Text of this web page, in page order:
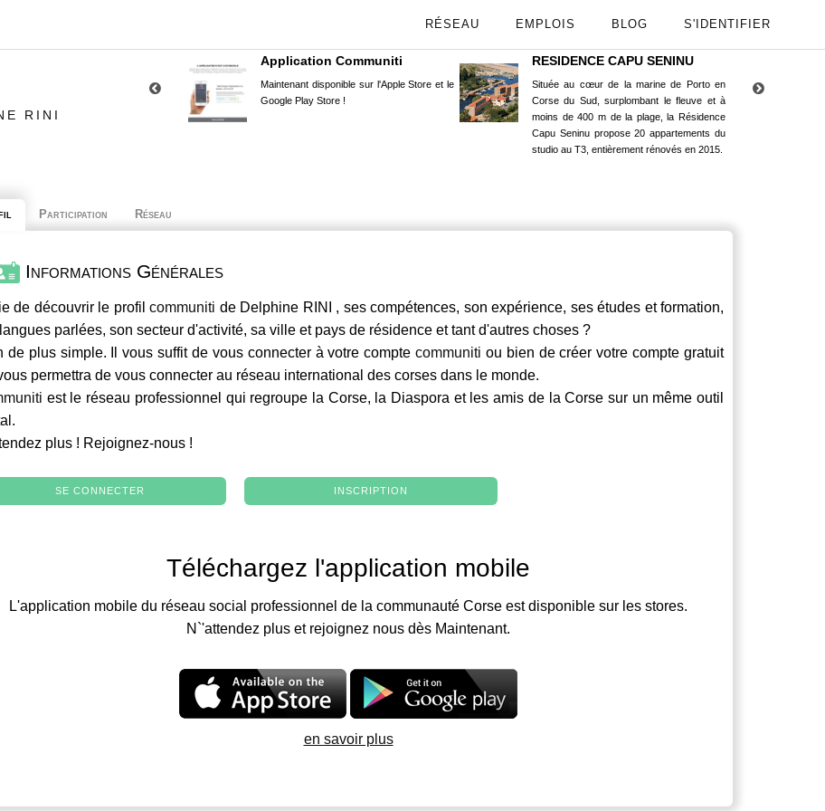
RÉSEAU EMPLOIS BLOG S'IDENTIFIER
RINI
Application Communiti
Maintenant disponible sur l'Apple Store et le
Google Play Store !
RESIDENCE CAPU SENINU
Située au cœur de la marine de Porto en
Corse du Sud, surplombant le fleuve et à
moins de 400 m de la plage, la Résidence
Capu Seninu propose 20 appartements du
studio au T3, entièrement rénovés en 2015.
Participation Réseau
Informations Générales
de découvrir le profilcommuniti de Delphine RINI , ses compétences, son expérience, ses études et formation,
parlées, son secteur d'activité, sa ville et pays de résidence et tant d'autres choses ?
de plus simple. Il vous suffit de vous connecter à votre comptecommuniti ou bien de créer votre compte gratuit
permettra de vous connecter au réseau international des corses dans le monde.
est le réseau professionnel qui regroupe la Corse, la Diaspora et les amis de la Corse sur un même outil
plus ! Rejoignez-nous !
SE CONNECTER INSCRIPTION
Téléchargez l'application mobile
L'application mobile du réseau social professionnel de la communauté Corse est disponible sur les stores.
N`'attendez plus et rejoignez nous dès Maintenant.
en savoir plus